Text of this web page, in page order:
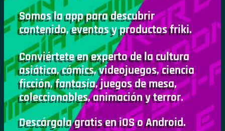
Somos la app para descubrir
contenido, eventos y productos friki.
Conviértete en experto de la cultura
asiática, cómics, videojuegos, ciencia
ficción, fantasía, juegos de mesa,
coleccionables, animación y terror.
Descárgala gratis en iOS o Android.